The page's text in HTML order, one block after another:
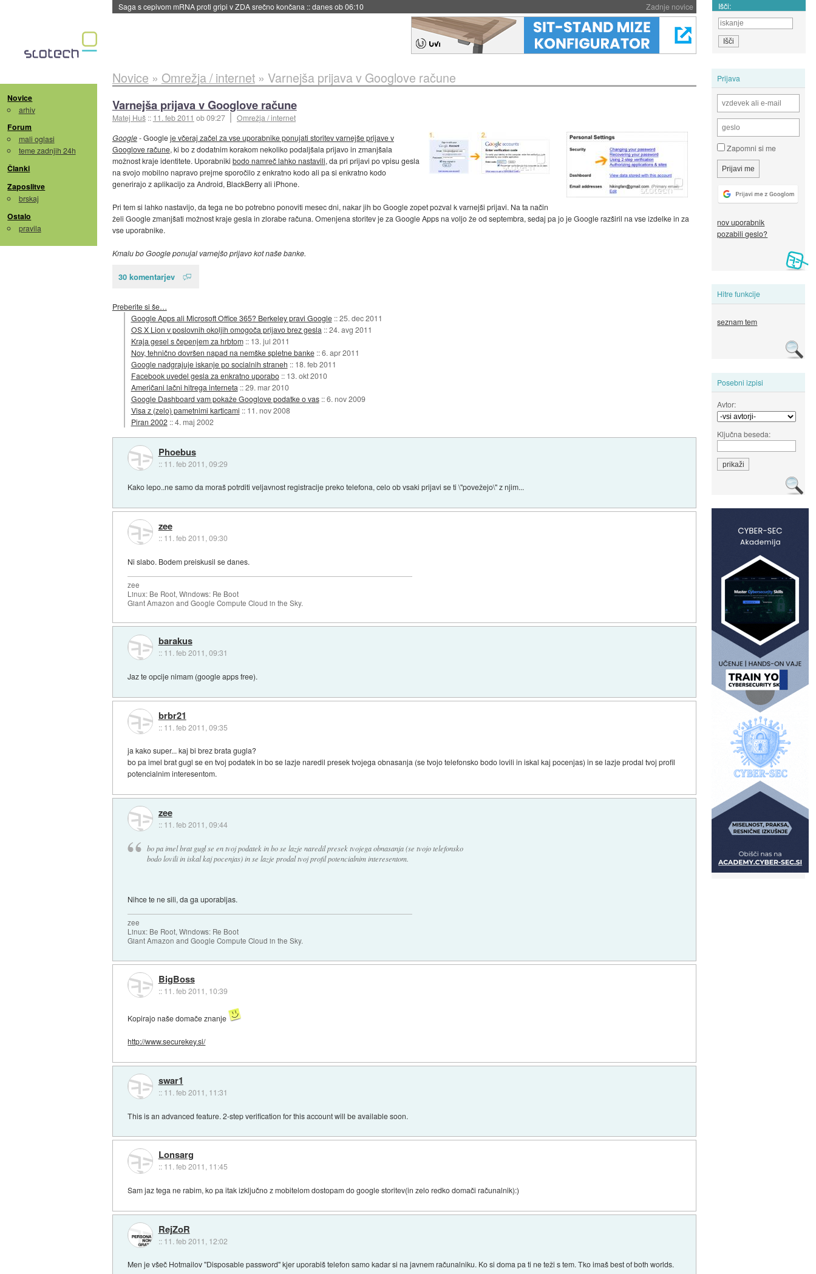
Zadnje novice
BMW v vozilih začel predvajati reklame::danes ob 06:09 Išči:
Novice
arhiv
Forum
mali oglasi
teme zadnjih 24h
Članki
Zaposlitve
brskaj
Ostalo
pravila
Prijava
Zapomni si me
nov uporabnik
pozabili geslo?
Hitre funkcije
seznam tem
Posebni izpisi
Avtor:
Ključna beseda:
Novice » Omrežja / internet» Varnejša prijava v Googlove račune
Varnejša prijava v Googlove račune
Matej Huš :: 11. feb 2011 ob 09:27
Omrežja / internet
Google- Googleje včeraj začel za vse uporabnike ponujati storitev varnejše prijave v
Googlove račune, ki bo z dodatnim korakom nekoliko podaljšala prijavo in zmanjšala
možnost kraje identitete. Uporabniki bodo namreč lahko nastavili, da pri prijavi po vpisu gesla
na svojo mobilno napravo prejme sporočilo z enkratno kodo ali pa si enkratno kodo
generirajo z aplikacijo za Android, BlackBerry ali iPhone.
Pri tem si lahko nastavijo, da tega ne bo potrebno ponoviti mesec dni, nakar jih bo Google zopet pozval k varnejši prijavi. Na ta način
želi Google zmanjšati možnost kraje gesla in zlorabe računa. Omenjena storitev je za Google Apps na voljo že od septembra, sedaj pa jo je Google razširil na vse izdelke in za
vse uporabnike.
Kmalu bo Google ponujal varnejšo prijavo kot naše banke.
30 komentarjev
Preberite si še…
Google Apps ali Microsoft Office 365? Berkeley pravi Google ::25. dec 2011
OS X Lion v poslovnih okoljih omogoča prijavo brez gesla ::24. avg 2011
Kraja gesel s čepenjem za hrbtom :: 13. jul 2011
Nov, tehnično dovršen napad na nemške spletne banke ::6. apr 2011
Google nadgrajuje iskanje po socialnih straneh :: 18. feb 2011
Facebook uvedel gesla za enkratno uporabo :: 13. okt 2010
Američani lačni hitrega interneta ::29. mar 2010
Google Dashboard vam pokaže Googlove podatke o vas ::6. nov 2009
Visa z (zelo) pametnimi karticami :: 11. nov 2008
Piran 2002 ::4. maj 2002
Phoebus
:: 11. feb 2011, 09:29
Kako lepo..ne samo da moraš potrditi veljavnost registracije preko telefona, celo ob vsaki prijavi se ti \"povežejo\" z njim...
zee
:: 11. feb 2011, 09:30
Ni slabo. Bodem preiskusil se danes.
zee
Linux: Be Root, Windows: Re Boot
Giant Amazon and Google Compute Cloud in the Sky.
barakus
:: 11. feb 2011, 09:31
Jaz te opcije nimam (google apps free).
brbr21
:: 11. feb 2011, 09:35
ja kako super... kaj bi brez brata gugla?
bo pa imel brat gugl se en tvoj podatek in bo se lazje naredil presek tvojega obnasanja (se tvojo telefonsko bodo lovili in iskal kaj pocenjas) in se lazje prodal tvoj profil
potencialnim interesentom.
zee
:: 11. feb 2011, 09:44
bo pa imel brat gugl se en tvoj podatek in bo se lazje naredil presek tvojega obnasanja (se tvojo telefonsko
bodo lovili in iskal kaj pocenjas) in se lazje prodal tvoj profil potencialnim interesentom.
Nihce te ne sili, da ga uporabljas.
zee
Linux: Be Root, Windows: Re Boot
Giant Amazon and Google Compute Cloud in the Sky.
BigBoss
:: 11. feb 2011, 10:39
Kopirajo naše domače znanje
http://www.securekey.si/
swar1
:: 11. feb 2011, 11:31
This is an advanced feature. 2-step verification for this account will be available soon.
Lonsarg
:: 11. feb 2011, 11:45
Sam jaz tega ne rabim, ko pa itak izključno z mobitelom dostopam do google storitev(in zelo redko domači računalnik):)
RejZoR
:: 11. feb 2011, 12:02
Men je všeč Hotmailov "Disposable password" kjer uporabiš telefon samo kadar si na javnem računalniku. Ko si doma pa ti ne teži s tem. Tko imaš best of both worlds.